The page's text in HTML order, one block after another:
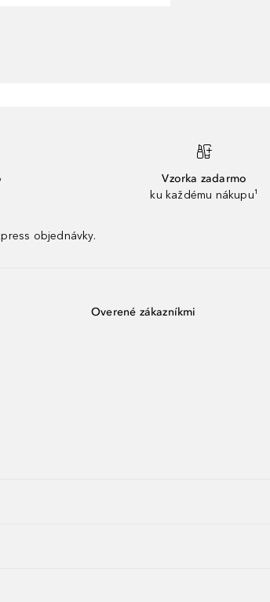
Vzorka zadarmo
ku každému nákupu¹
objednávky.
Overené zákazníkmi